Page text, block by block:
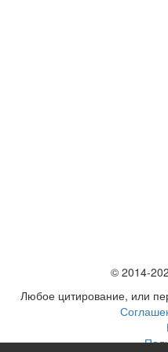
© 2014-
Любое цитирование, или